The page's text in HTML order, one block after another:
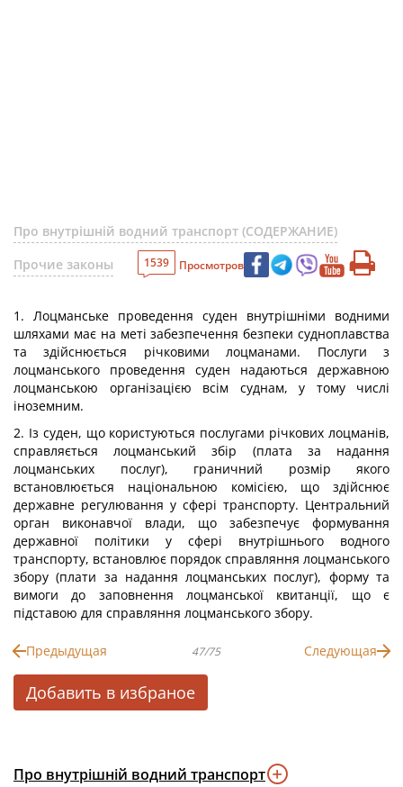
Про внутрішній водний транспорт (СОДЕРЖАНИЕ)
Прочие законы
1539 Просмотров
1. Лоцманське проведення суден внутрішніми водними
шляхами має на меті забезпечення безпеки судноплавства
та здійснюється річковими лоцманами. Послуги з
лоцманського проведення суден надаються державною
лоцманською організацією всім суднам, у тому числі
іноземним.
2. Із суден, що користуються послугами річкових лоцманів,
справляється лоцманський збір (плата за надання
лоцманських послуг), граничний розмір якого
встановлюється національною комісією, що здійснює
державне регулювання у сфері транспорту. Центральний
орган виконавчої влади, що забезпечує формування
державної політики у сфері внутрішнього водного
транспорту, встановлює порядок справляння лоцманського
збору (плати за надання лоцманських послуг), форму та
вимоги до заповнення лоцманської квитанції, що є
підставою для справляння лоцманського збору.
Предыдущая 47/75 Следующая
Добавить в избраное
Про внутрішній водний транспорт